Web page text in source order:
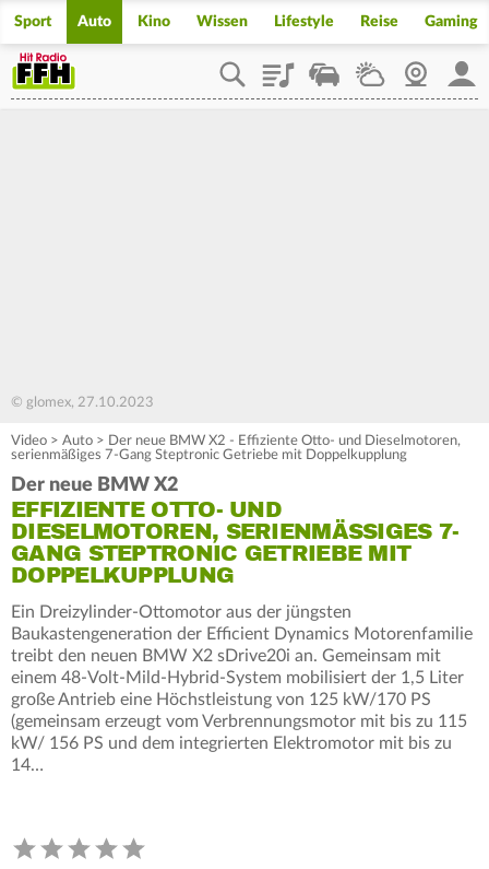
Sport Auto Kino Wissen Lifestyle Reise Gaming
PlaylistStaupilotWetterWebcam
© glomex, 27.10.2023
Video > Auto > Der neue BMW X2 - Effiziente Otto- und Dieselmotoren,
serienmäßiges 7-Gang Steptronic Getriebe mit Doppelkupplung
Der neue BMW X2
EFFIZIENTE OTTO- UND
DIESELMOTOREN, SERIENMÄSSIGES 7-G
ANG STEPTRONIC GETRIEBE MIT D
OPPELKUPPLUNG
Ein Dreizylinder-Ottomotor aus der jüngsten
Baukastengeneration der Efficient Dynamics Motorenfamilie
treibt den neuen BMW X2 sDrive20i an. Gemeinsam mit
einem 48-Volt-Mild-Hybrid-System mobilisiert der 1,5 Liter
große Antrieb eine Höchstleistung von 125 kW/170 PS
(gemeinsam erzeugt vom Verbrennungsmotor mit bis zu 115
kW/ 156 PS und dem integrierten Elektromotor mit bis zu
14…